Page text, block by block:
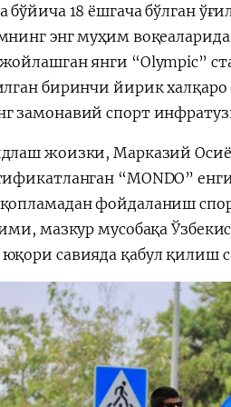
бўйича 18 ёшгача бўлган
энг муҳим
янги “Olympic”
биринчи йирик
замонавий спорт
жоизки, Марказий Осиё
“MONDO”
фойдаланиш
мазкур мусобақа
савияда қабул қилиш